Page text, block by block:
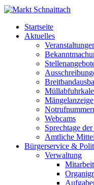
Startseite
Aktuelles
Mängelanzeige
Webcams
Sprechtage
Amtliche
Bürgerservice &
Verwaltung